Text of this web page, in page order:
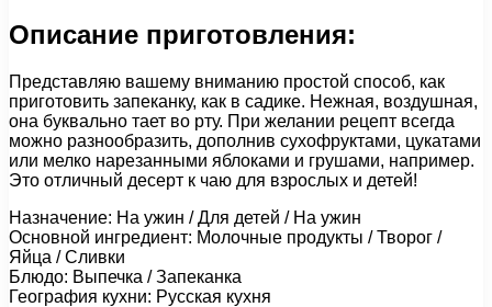
Описание приготовления:
Представляю вашему вниманию простой способ, как
приготовить запеканку, как в садике. Нежная, воздушная,
она буквально тает во рту. При желании рецепт всегда
можно разнообразить, дополнив сухофруктами, цукатами
или мелко нарезанными яблоками и грушами, например.
Это отличный десерт к чаю для взрослых и детей!
Назначение: На ужин / Для детей / На ужин
Основной ингредиент: Молочные продукты / Творог /
Яйца / Сливки
Блюдо: Выпечка / Запеканка
География кухни: Русская кухня